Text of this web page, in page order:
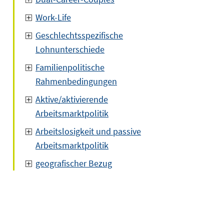
Work-Life
Geschlechtsspezifische
Lohnunterschiede
Familienpolitische
Rahmenbedingungen
Aktive/aktivierende
Arbeitsmarktpolitik
Arbeitslosigkeit und passive
Arbeitsmarktpolitik
geografischer Bezug